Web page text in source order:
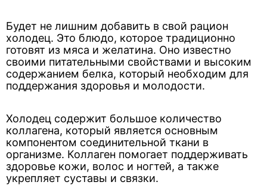
Будет не лишним добавить в свой рацион
холодец. Это блюдо, которое традиционно
готовят из мяса и желатина. Оно известно
своими питательными свойствами и высоким
содержанием белка, который необходим для
поддержания здоровья и молодости.
Холодец содержит большое количество
коллагена, который является основным
компонентом соединительной ткани в
организме. Коллаген помогает поддерживать
здоровье кожи, волос и ногтей, а также
укрепляет суставы и связки.